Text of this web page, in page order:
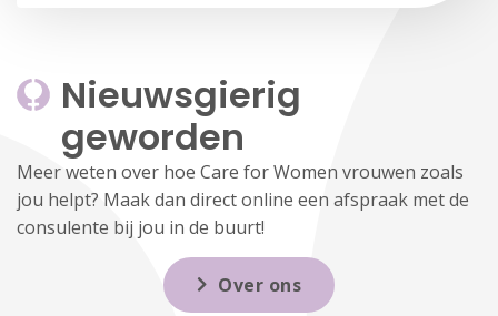
Nieuwsgierig
geworden
Meer weten over hoe Care for Women vrouwen zoals
jou helpt? Maak dan direct online een afspraak met de
consulente bij jou in de buurt!
Over ons